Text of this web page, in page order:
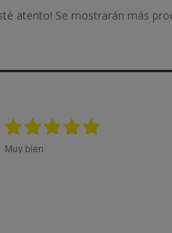
atento! Se mostrarán más
27.10.2025
Me aconsejaron muy
el mejor producto a mis